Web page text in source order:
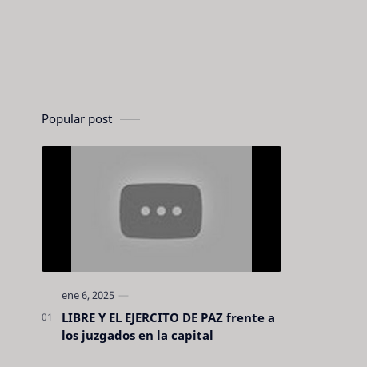
Popular post
LIBRE Y EL EJERCITO DE PAZ frente a
los juzgados en la capital